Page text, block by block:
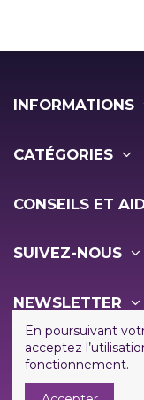
INFORMATIONS
CATÉGORIES
CONSEILS ET
SUIVEZ-NOUS
NEWSLETTER
En poursuivant
acceptez
fonctionnement.